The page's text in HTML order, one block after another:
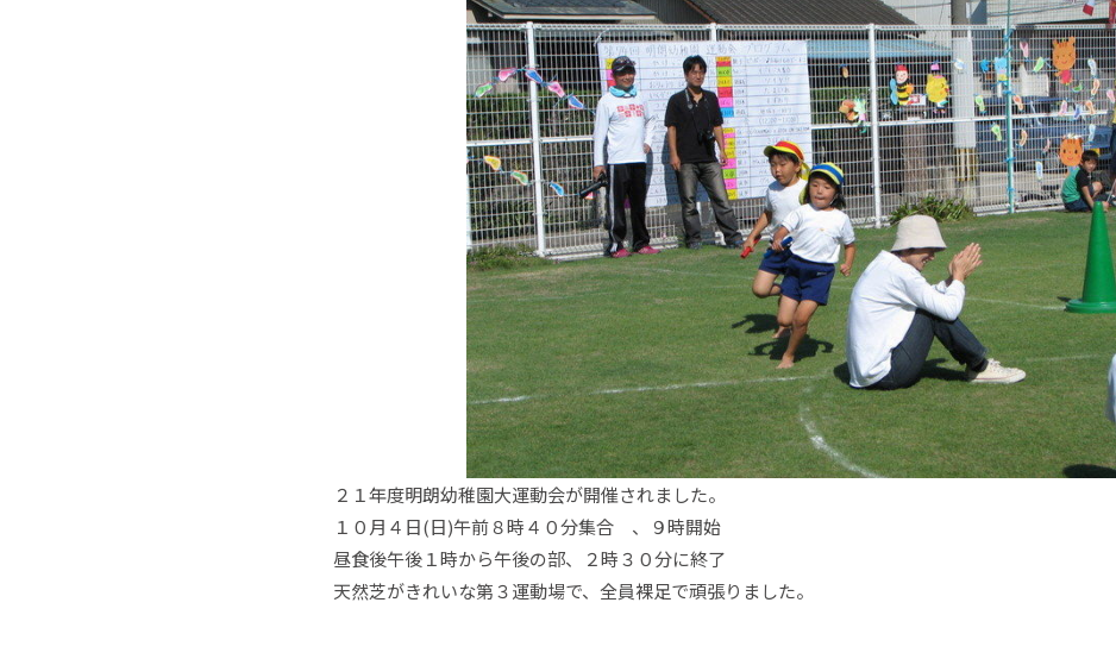
２１年度明朗幼稚園大運動会が開催されました。
１０月４日(日)午前８時４０分集合 、９時開始
昼食後午後１時から午後の部、２時３０分に終了
天然芝がきれいな第３運動場で、全員裸足で頑張りました。